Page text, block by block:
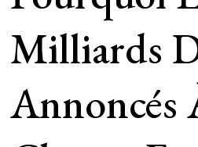
Milliards
Annoncés